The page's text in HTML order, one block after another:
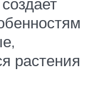
растения